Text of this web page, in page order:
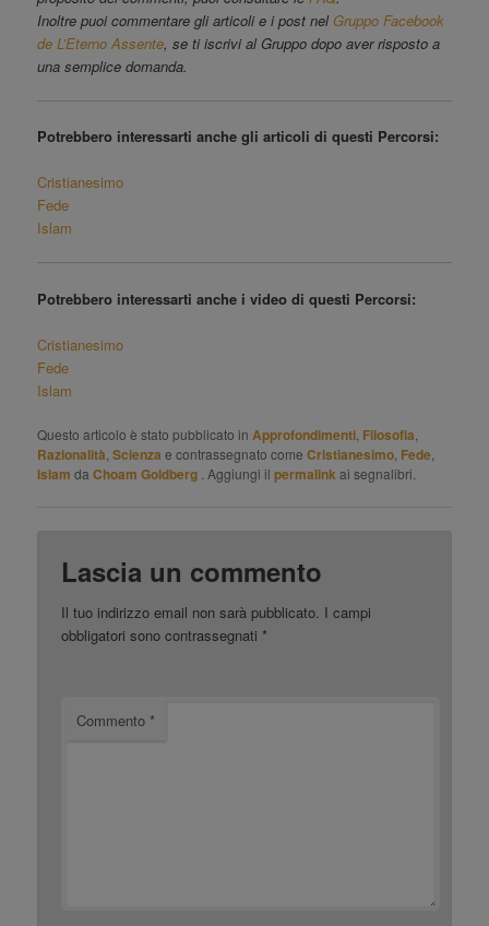
Inoltre puoi commentare gli articoli e i post nel Gruppo Facebook
de L’Eterno Assente, se ti iscrivi al Gruppo dopo aver risposto a
una semplice domanda.
Potrebbero interessarti anche gli articoli di questi Percorsi:
Cristianesimo
Fede
Islam
Potrebbero interessarti anche i video di questi Percorsi:
Cristianesimo
Fede
Islam
Questo articolo è stato pubblicato in Approfondimenti Filosofia
Razionalità ,Scienza e contrassegnato comeCristianesimo Fede
Islam daChoam Goldberg . Aggiungi ilpermalinkai segnalibri.
Lascia un commento
Il tuo indirizzo email non sarà pubblicato. I campi
obbligatori sono contrassegnati*
Commento*